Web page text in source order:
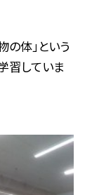
の体」という
習していま